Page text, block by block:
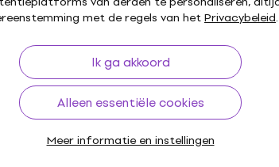
met de regels van hetPrivacybeleid.
Ik ga akkoord
Alleen essentiële cookies
Meer informatie en instellingen
van de
Handige links
FAQ - Veelgestelde